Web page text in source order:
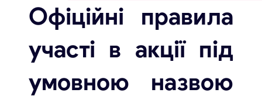
Офіційні правила
участі в акції під
умовною назвою